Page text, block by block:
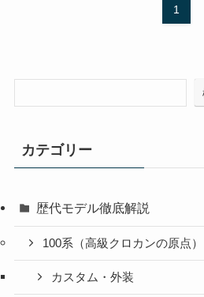
1
カテゴリー
歴代モデル徹底解説
100系（高級クロカンの原点）
カスタム・外装